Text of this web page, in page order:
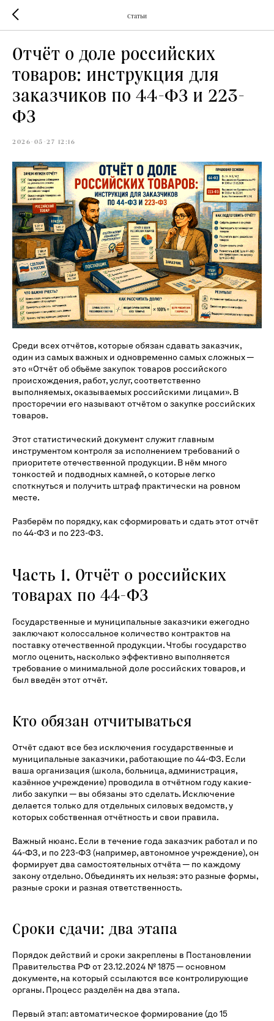
Статьи
Отчёт о доле российских
товаров: инструкция для
заказчиков по 44-ФЗ и 223-
ФЗ
2026-05-27 12:16
Среди всех отчётов, которые обязан сдавать заказчик,
один из самых важных и одновременно самых сложных —
это «Отчёт об объёме закупок товаров российского
происхождения, работ, услуг, соответственно
выполняемых, оказываемых российскими лицами». В
просторечии его называют отчётом о закупке российских
товаров.
Этот статистический документ служит главным
инструментом контроля за исполнением требований о
приоритете отечественной продукции. В нём много
тонкостей и подводных камней, о которые легко
споткнуться и получить штраф практически на ровном
месте.
Разберём по порядку, как сформировать и сдать этот отчёт
по 44-ФЗ и по 223-ФЗ.
Часть 1. Отчёт о российских
товарах по 44-ФЗ
Государственные и муниципальные заказчики ежегодно
заключают колоссальное количество контрактов на
поставку отечественной продукции. Чтобы государство
могло оценить, насколько эффективно выполняется
требование о минимальной доле российских товаров, и
был введён этот отчёт.
Кто обязан отчитываться
Отчёт сдают все без исключения государственные и
муниципальные заказчики, работающие по 44-ФЗ. Если
ваша организация (школа, больница, администрация,
казённое учреждение) проводила в отчётном году какие-
либо закупки — вы обязаны это сделать. Исключение
делается только для отдельных силовых ведомств, у
которых собственная отчётность и свои правила.
Важный нюанс. Если в течение года заказчик работал и по
44-ФЗ, и по 223-ФЗ (например, автономное учреждение), он
формирует два самостоятельных отчёта — по каждому
закону отдельно. Объединять их нельзя: это разные формы,
разные сроки и разная ответственность.
Сроки сдачи: два этапа
Порядок действий и сроки закреплены в Постановлении
Правительства РФ от 23.12.2024 № 1875 — основном
документе, на который ссылаются все контролирующие
органы. Процесс разделён на два этапа.
Первый этап: автоматическое формирование (до 15